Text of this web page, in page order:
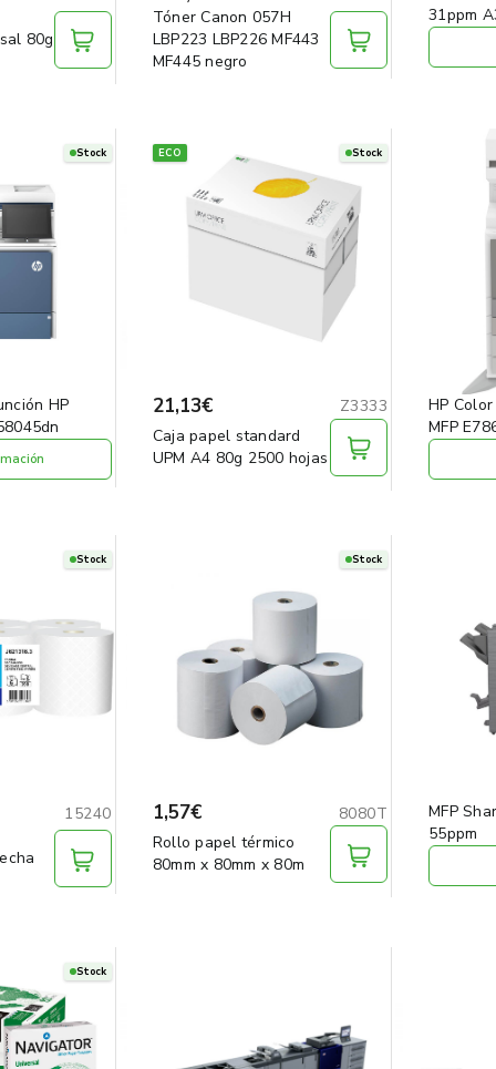
80g
Tóner Canon 057H
LBP223 LBP226 MF443
MF445 negro
31ppm
Stock
HP
ECO Stock
21,13€
Z3333
Caja papel standard
UPM A4 80g 2500 hojas
HP
MFP
Stock
15240
Stock
1,57€
8080T
Rollo papel térmico
80mm x 80mm x 80m
MFP
55ppm
Stock